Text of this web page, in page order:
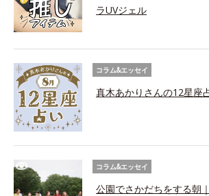
ラUVジェル
コラム&エッセイ
真木あかりさんの12星座
コラム&エッセイ
公園でさかだちをする朝